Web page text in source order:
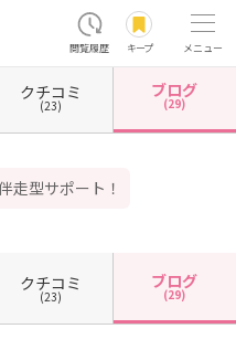
閲覧履歴 キープ メニュー
ファミラボ カウンセラーブログ一覧
走型サポート！
クチコミ
(23)
ブログ
(29)
クチコミ
(23)
ブログ
(29)